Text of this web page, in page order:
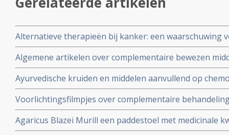
Alternatieve therapieën bij kanker: een waarschuwing
Algemene artikelen over complementaire bewezen
Ayurvedische kruiden en middelen aanvullend op
bijwerkingen zoals vermoeidheid, overgeven en
chemotherapie bij kankerpatiënten met verschillende
stadium, orgaan enz.
Voorlichtingsfilmpjes over complementaire
voedingsuppletie als preventie en aanvullende
Agaricus Blazei Murill een paddestoel met medicinale